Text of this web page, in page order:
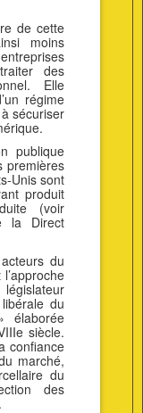
de cette
moins
des
Elle
régime
sécuriser
publique
premières
Unis sont
produit
(voir
la Direct
du
du
élaborée
siècle.
confiance
marché,
du
des